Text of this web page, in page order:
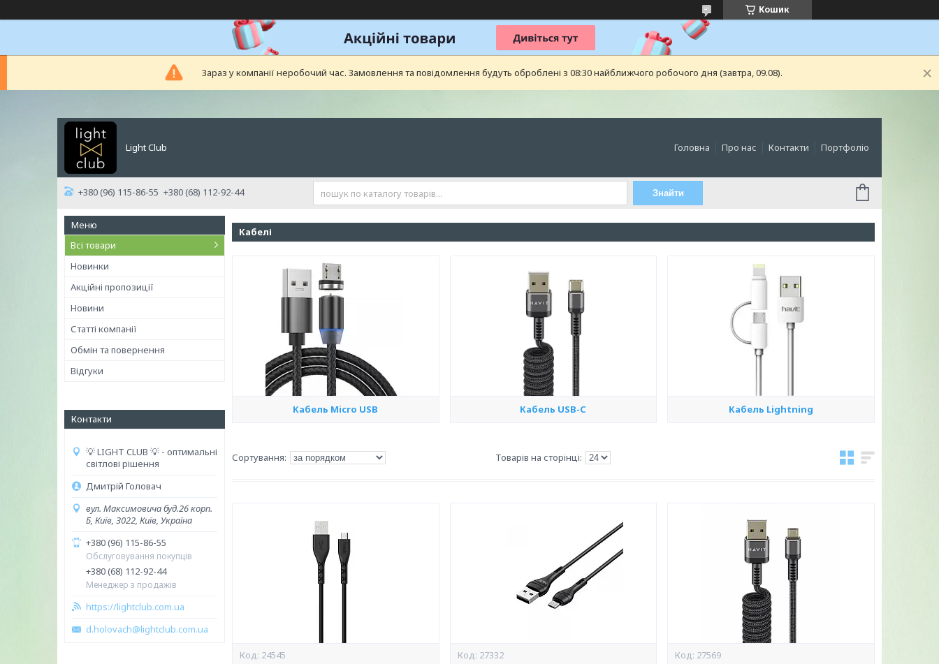
Кошик
Зараз у компанії неробочий час. Замовлення та повідомлення будуть оброблені з 08:30 найближчого робочого дня (завтра, 09.08).
Light Club Головна Про нас Контакти Портфоліо
+380 (96) 115-86-55 +380 (68) 112-92-44 Знайти
Всі товари
Новинки
Акційні пропозиції
Новини
Статті компанії
Обмін та повернення
Відгуки
Контакти
💡 LIGHT CLUB 💡 - оптимальні
світлові рішення
Дмитрій Головач
вул. Максимовича буд.26 корп.
Б, Київ, 3022, Київ, Україна
+380 (96) 115-86-55
Обслуговування покупців
+380 (68) 112-92-44
Менеджер з продажів
https://lightclub.com.ua
d.holovach@lightclub.com.ua
Кабелі
Кабель Micro USB Кабель USB-C Кабель Lightning
24545 27332 27569